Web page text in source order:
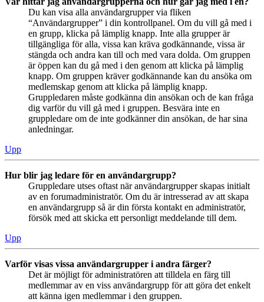
Du kan visa alla användargrupper via fliken
“Användargrupper” i din kontrollpanel. Om du vill gå med i
en grupp, klicka på lämplig knapp. Inte alla grupper är
tillgängliga för alla, vissa kan kräva godkännande, vissa är
stängda och andra kan till och med vara dolda. Om gruppen
är öppen kan du gå med i den genom att klicka på lämplig
knapp. Om gruppen kräver godkännande kan du ansöka om
medlemskap genom att klicka på lämplig knapp.
Gruppledaren måste godkänna din ansökan och de kan fråga
dig varför du vill gå med i gruppen. Besvära inte en
gruppledare om de inte godkänner din ansökan, de har sina
anledningar.
Upp
Hur blir jag ledare för en användargrupp?
Gruppledare utses oftast när användargrupper skapas initialt
av en forumadministratör. Om du är intresserad av att skapa
en användargrupp så är din första kontakt en administratör,
försök med att skicka ett personligt meddelande till dem.
Upp
Varför visas vissa användargrupper i andra färger?
Det är möjligt för administratören att tilldela en färg till
medlemmar av en viss användargrupp för att göra det enkelt
att känna igen medlemmar i den gruppen.